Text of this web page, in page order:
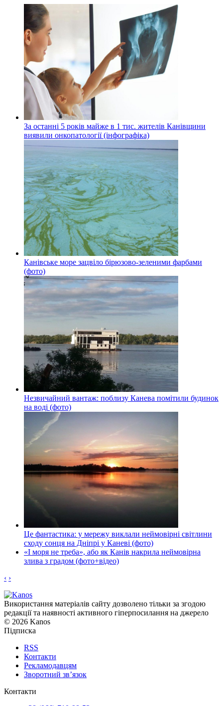
За останні 5 років майже в 1 тис. жителів Канівщини
виявили онкопатології (інфографіка)
Канівське море зацвіло бірюзово-зеленими фарбами
(фото)
Незвичайний вантаж: поблизу Канева помітили будинок
на воді (фото)
Це фантастика: у мережу виклали неймовірні світлини
сходу сонця на Дніпрі у Каневі (фото)
«І моря не треба», або як Канів накрила неймовірна
злива з градом (фото+відео)
‹ ›
Використання матеріалів сайту дозволено тільки за згодою
редакції та наявності активного гіперпосилання на джерело
© 2026 Kanos
Підписка
RSS
Контакти
Рекламодавцям
Зворотний зв’язок
Контакти